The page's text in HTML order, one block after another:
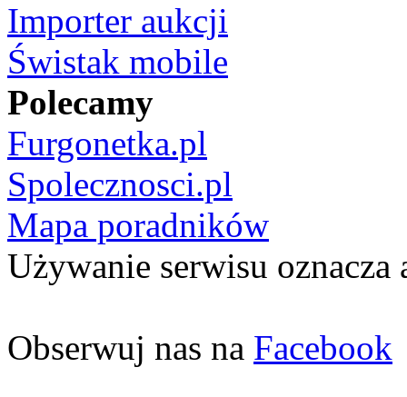
Importer aukcji
Świstak mobile
Polecamy
Furgonetka.pl
Spolecznosci.pl
Mapa poradników
Używanie serwisu oznacza
Obserwuj nas na Facebook